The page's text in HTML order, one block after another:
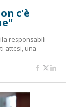
c'è
responsabili
attesi, una